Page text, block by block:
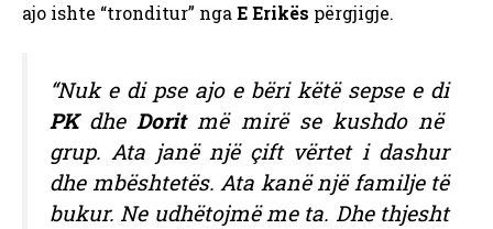
ajo ishte “tronditur” ngaE Erikës përgjigje.
“Nuk e di pse ajo e bëri këtë sepse e di
PKdheDoritmë mirë se kushdo në
grup. Ata janë një çift vërtet i dashur
dhe mbështetës. Ata kanë një familje të
bukur. Ne udhëtojmë me ta. Dhe thjesht